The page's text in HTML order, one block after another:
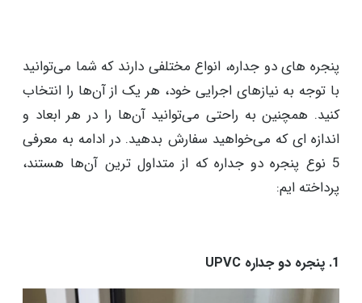
پنجره های دو جداره، انواع مختلفی دارند که شما می‌توانید
با توجه به نیازهای اجرایی خود، هر یک از آن‌ها را انتخاب
کنید. همچنین به ‌راحتی می‌توانید آن‌ها را در هر ابعاد و
اندازه ‌ای که می‌خواهید سفارش بدهید. در ادامه به معرفی
5 نوع پنجره دو جداره که از متداول ‌ترین آن‌ها هستند،
پرداخته‌ ایم: